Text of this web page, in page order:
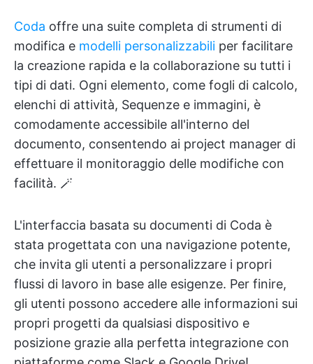
Coda offre una suite completa di strumenti di
modifica e modelli personalizzabili per facilitare
la creazione rapida e la collaborazione su tutti i
tipi di dati. Ogni elemento, come fogli di calcolo,
elenchi di attività, Sequenze e immagini, è
comodamente accessibile all'interno del
documento, consentendo ai project manager di
effettuare il monitoraggio delle modifiche con
facilità. 🪄
L'interfaccia basata su documenti di Coda è
stata progettata con una navigazione potente,
che invita gli utenti a personalizzare i propri
flussi di lavoro in base alle esigenze. Per finire,
gli utenti possono accedere alle informazioni sui
propri progetti da qualsiasi dispositivo e
posizione grazie alla perfetta integrazione con